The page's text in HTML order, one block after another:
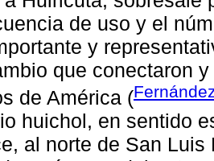
de uso y el
y
que conectaron
de América (
huichol, en sentido
al norte de San Luis